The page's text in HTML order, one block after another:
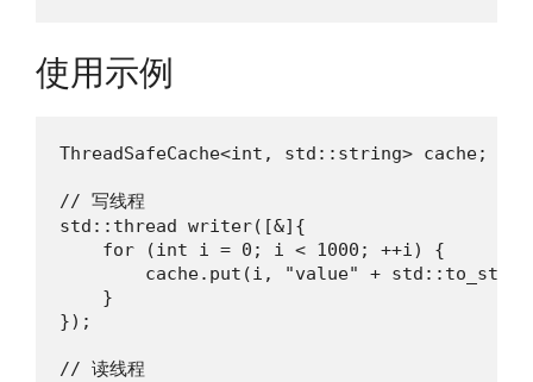
使用示例
ThreadSafeCache<int, std::string> cache;
// 写线程
std::thread writer([&]{
    for (int i = 0; i < 1000; ++i) {
cache.put(i, "value" +
    }
});
// 读线程